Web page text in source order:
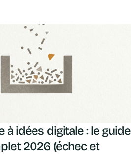
à idées digitale : le guide
2026 (échec et